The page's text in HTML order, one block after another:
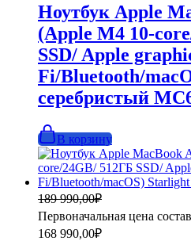
Ноутбук Apple
(Apple M4 10-
SSD/ Apple
Fi/Bluetooth/
серебристый
В корзину
189 990,00₽
Первоначальная цена
168 990,00₽